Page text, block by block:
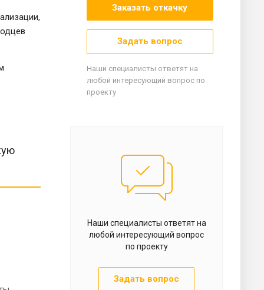
Заказать откачку
Задать вопрос
Наши специалисты ответят на
любой интересующий вопрос по
проекту
Наши специалисты ответят на
любой интересующий вопрос
по проекту
Задать вопрос